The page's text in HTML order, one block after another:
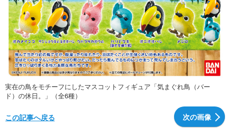
実在の鳥をモチーフにしたマスコットフィギュア「気まぐれ鳥（バー
ド）の休日。」（全6種）
次の画像
この記事へ戻る